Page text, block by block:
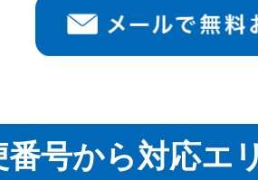
番号から対応エ